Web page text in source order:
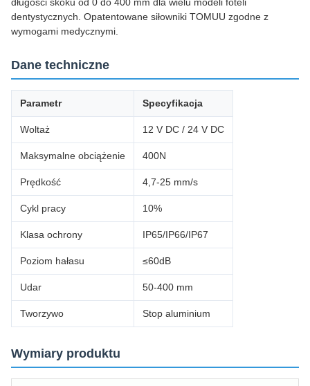
dentystycznych. Opatentowane siłowniki TOMUU zgodne z
wymogami medycznymi.
Dane techniczne
Parametr Specyfikacja
Woltaż 12 V DC / 24 V DC
Maksymalne obciążenie 400N
Prędkość 4,7-25 mm/s
Cykl pracy 10%
Klasa ochrony IP65/IP66/IP67
Poziom hałasu ≤60dB
Udar 50-400 mm
Tworzywo Stop aluminium
Wymiary produktu